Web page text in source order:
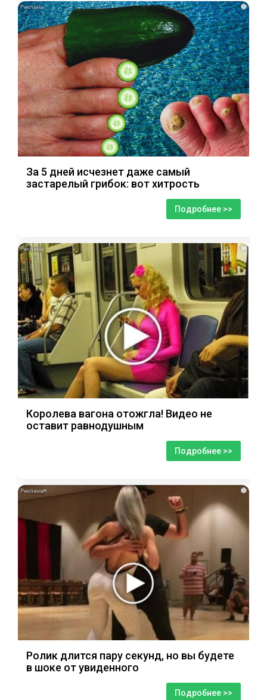
i
За 5 дней исчезнет даже самый
застарелый грибок: вот хитрость
Подробнее >>
i
Королева вагона отожгла! Видео не
оставит равнодушным
Подробнее >>
i
Ролик длится пару секунд, но вы будете
в шоке от увиденного
Подробнее >>